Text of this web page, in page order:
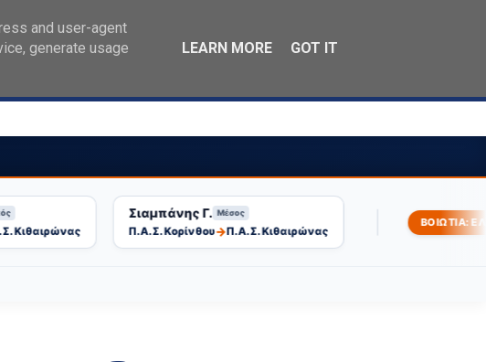
Σιαμπάνης Γ. Μέσος
Π.Α.Σ. Κορίνθου→Π.Α.Σ. Κιθαιρώνας
ΒΟΙΩΤΙΑ:
and user-agent
generate usage
LEARN MORE GOT IT